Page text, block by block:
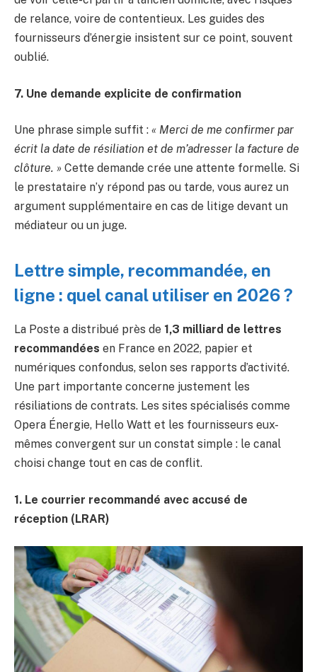
de relance, voire de contentieux. Les guides des
fournisseurs d’énergie insistent sur ce point, souvent
oublié.
7. Une demande explicite de confirmation
Une phrase simple suffit : « Merci de me confirmer par
écrit la date de résiliation et de m’adresser la facture de
clôture. » Cette demande crée une attente formelle. Si
le prestataire n’y répond pas ou tarde, vous aurez un
argument supplémentaire en cas de litige devant un
médiateur ou un juge.
Lettre simple, recommandée, en
ligne : quel canal utiliser en 2026 ?
La Poste a distribué près de 1,3 milliard de lettres
recommandées en France en 2022, papier et
numériques confondus, selon ses rapports d’activité.
Une part importante concerne justement les
résiliations de contrats. Les sites spécialisés comme
Opera Énergie, Hello Watt et les fournisseurs eux-
mêmes convergent sur un constat simple : le canal
choisi change tout en cas de conflit.
1. Le courrier recommandé avec accusé de
réception (LRAR)